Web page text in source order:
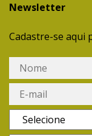
Newsletter
Cadastre-se aqui